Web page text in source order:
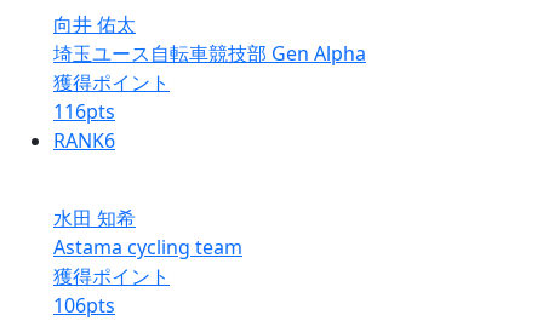
向井 佑太
埼玉ユース自転車競技部 Gen Alpha
獲得ポイント
116pts
RANK6
水田 知希
Astama cycling team
獲得ポイント
106pts